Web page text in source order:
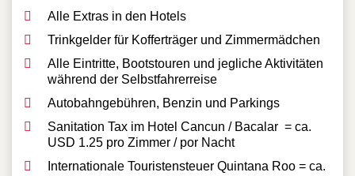
Alle Extras in den Hotels
Trinkgelder für Kofferträger und Zimmermädchen
Alle Eintritte, Bootstouren und jegliche Aktivitäten
während der Selbstfahrerreise
Autobahngebühren, Benzin und Parkings
Sanitation Tax im Hotel Cancun / Bacalar = ca.
USD 1.25 pro Zimmer / por Nacht
Internationale Touristensteuer Quintana Roo = ca.